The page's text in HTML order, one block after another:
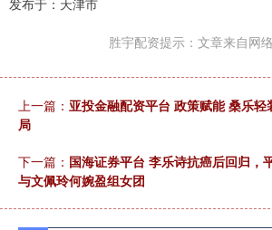
发布于：天津市
胜宇配资提示：文章来自网
上一篇： 亚投金融配资平台 政策赋能 桑乐
局
下一篇： 国海证券平台 李乐诗抗癌后回归，
与文佩玲何婉盈组女团